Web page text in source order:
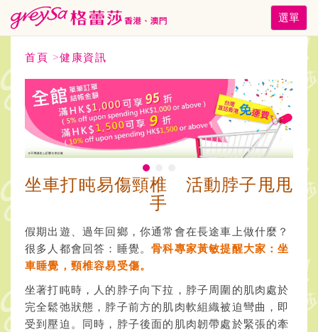
Toggle
選單
首頁 >健康資訊
坐車打盹易傷頸椎 活動脖子甩甩
手
假期出遊、過年回鄉，你通常會在長途車上做什麼？
很多人都會回答：睡覺。骨科專家黃敏提醒大家：坐
車睡覺，頸椎容易受傷。
坐著打盹時，人的脖子向下拉，脖子周圍的肌肉處於
完全鬆弛狀態，脖子前方的肌肉軟組織被迫彎曲，即
受到壓迫。同時，脖子後面的肌肉韌帶處於緊張的牽